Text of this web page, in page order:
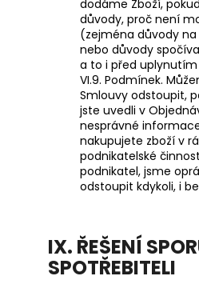
dodáme Zboží,
důvody, proč není
(zejména důvody
nebo důvody
a to i před
VI.9. Podmínek.
Smlouvy odstoupit,
jste uvedli v
nesprávné
nakupujete zboží v
podnikatelské
podnikatel, jsme
odstoupit kdykoli, i
IX. ŘEŠENÍ
SPOTŘEBITELI